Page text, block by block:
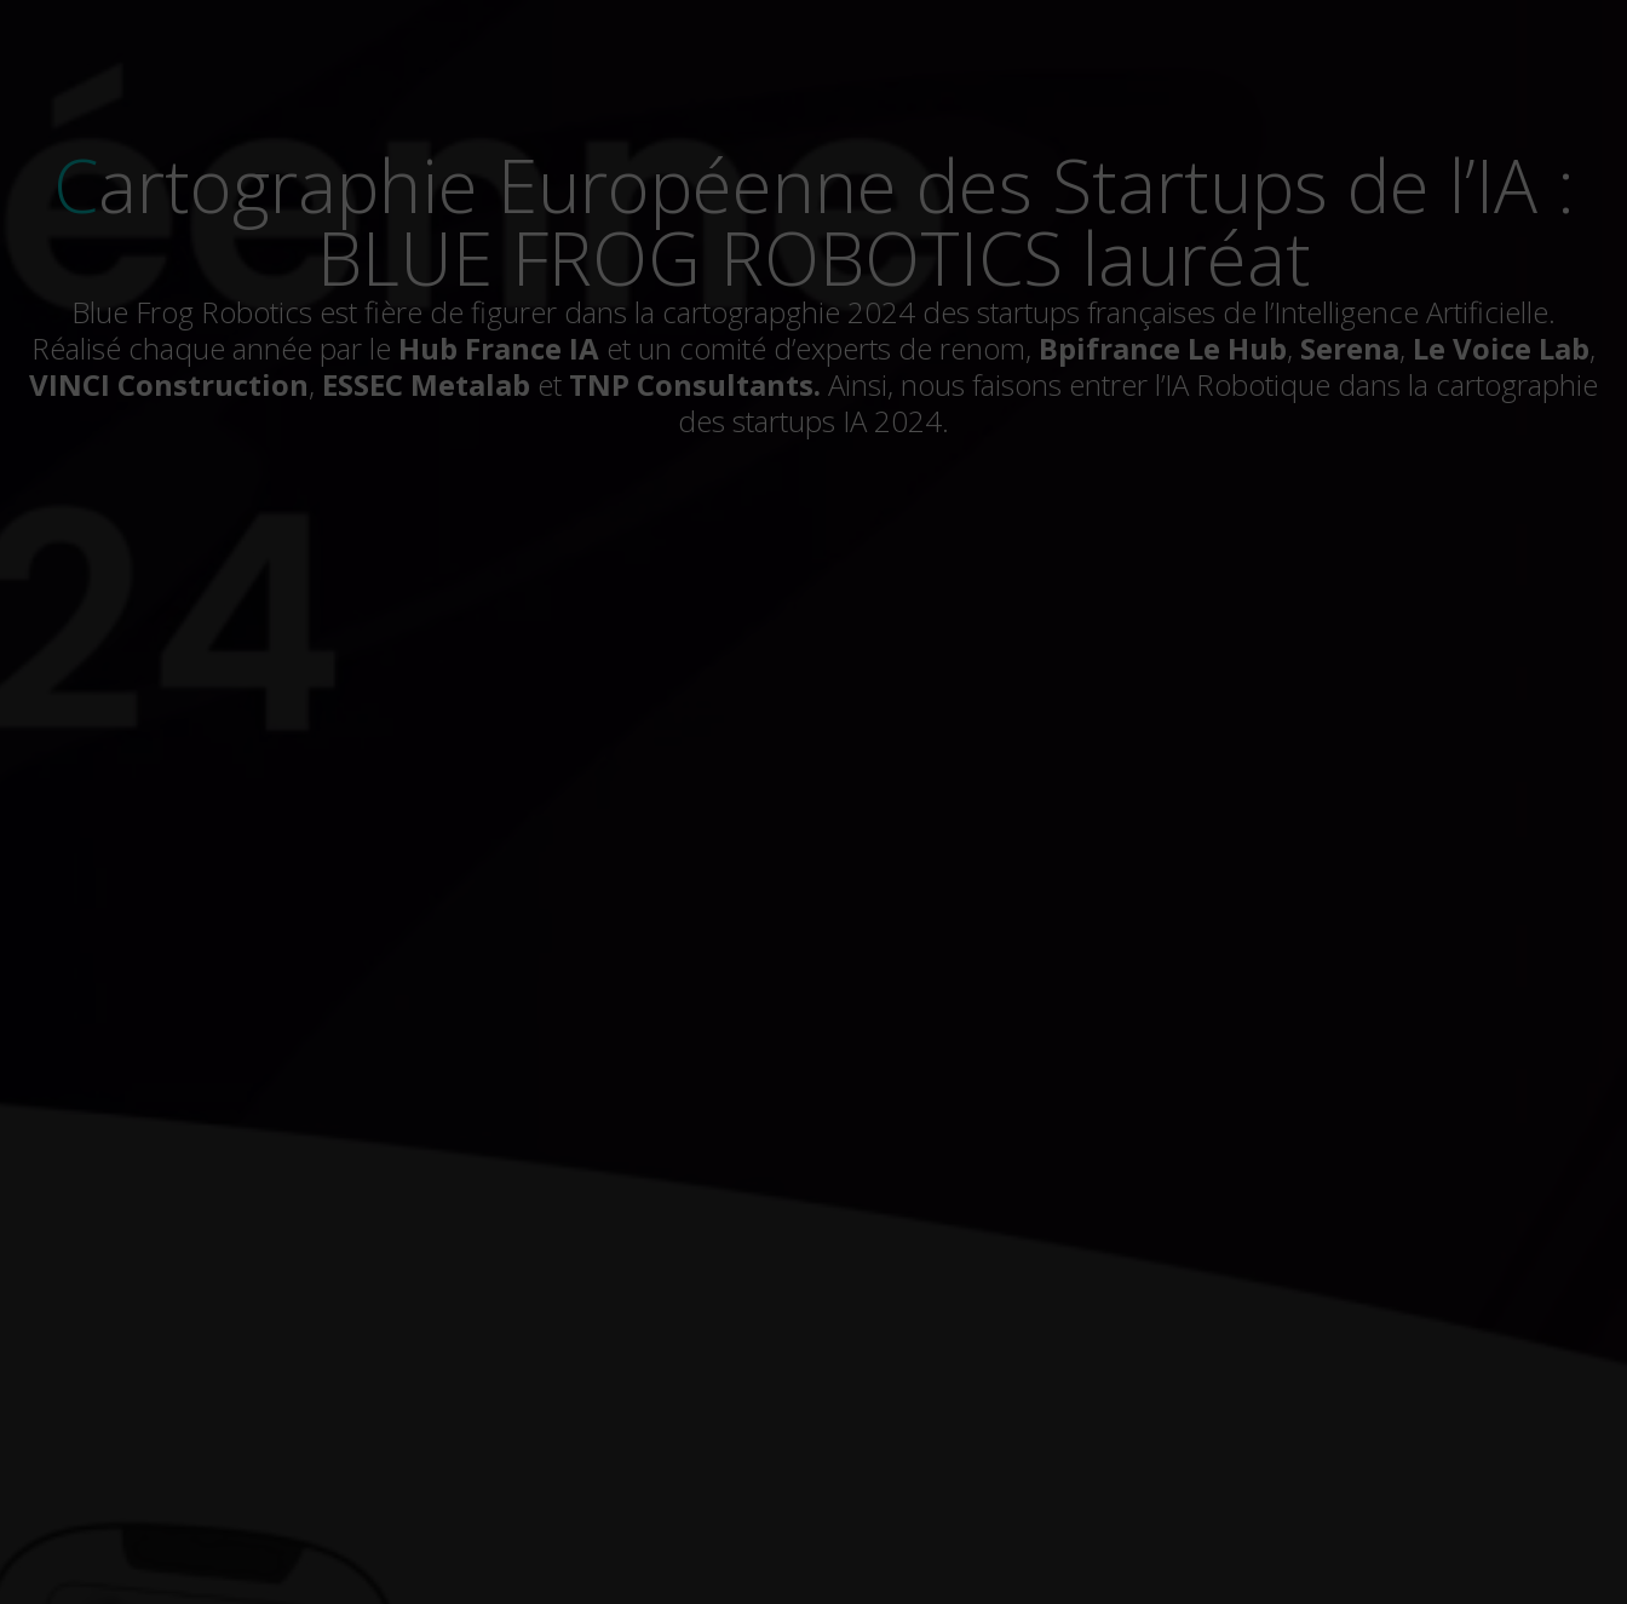
Cartographie Européenne des Startups de l’IA :
BLUE FROG ROBOTICS lauréat
Blue Frog Robotics est fière de figurer dans la cartograpghie 2024 des startups françaises de l’Intelligence Artificielle.
Réalisé chaque année par le Hub France IA et un comité d’experts de renom, Bpifrance Le Hub, Serena, Le Voice Lab,
VINCI Construction, ESSEC Metalab et TNP Consultants. Ainsi, nous faisons entrer l’IA Robotique dans la cartographie
des startups IA 2024.